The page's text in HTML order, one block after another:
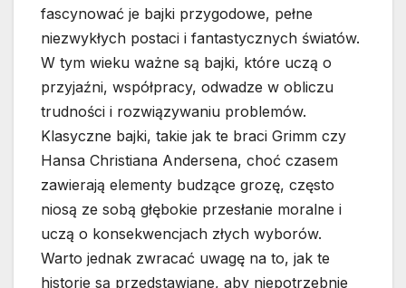
fascynować je bajki przygodowe, pełne
niezwykłych postaci i fantastycznych światów.
W tym wieku ważne są bajki, które uczą o
przyjaźni, współpracy, odwadze w obliczu
trudności i rozwiązywaniu problemów.
Klasyczne bajki, takie jak te braci Grimm czy
Hansa Christiana Andersena, choć czasem
zawierają elementy budzące grozę, często
niosą ze sobą głębokie przesłanie moralne i
uczą o konsekwencjach złych wyborów.
Warto jednak zwracać uwagę na to, jak te
historie są przedstawiane, aby niepotrzebnie